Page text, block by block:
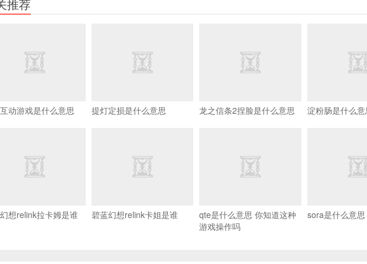
推荐
动游戏是什么意思 提灯定损是什么意思 龙之信条2捏脸是什么意思 淀粉肠是什么意
想relink拉卡姆是谁 碧蓝幻想relink卡姐是谁
qte是什么意思 你知道这种
游戏操作吗
sora是什么意思